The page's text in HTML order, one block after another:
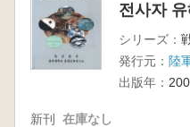
전사자
シリーズ：
発行元：
出版年：
新刊 在庫なし